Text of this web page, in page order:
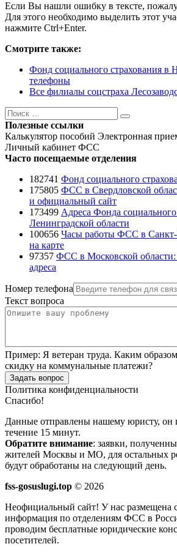
Если Вы нашли ошибку в тексте,
Для этого необходимо выделить этот
нажмите Ctrl+Enter.
Смотрите также:
Фонд социального страхования в
телефоны
Все филиалы соцстраха
Поиск
Поиск
Полезные ссылки
Калькулятор пособий Электронная
Личный кабинет ФСС
Часто посещаемые отделения
182741 Фонд социального
175805 ФСС в Свердловской
и официальный сайт
173499 Адреса Фонда социального
Ленинградской области
100656 Часы работы ФСС в Санкт-
на карте
97357 ФСС в Московской области:
адреса
Номер телефона
Текст вопроса
Пример: Я ветеран труда. Каким
скидку на коммунальные платежи?
Задать вопрос
Политика конфиденциальности
Спасибо!
Данные отправлены нашему юристу, он
течение 15 минут.
Обратите внимание: заявки,
жителей Москвы и МО, для остальных
будут обработаны на следующий день.
fss-gosuslugi.top © 2026
Неофициальный сайт! У нас размещена
информация по отделениям ФСС в
проводим бесплатные юридические
посетителей.